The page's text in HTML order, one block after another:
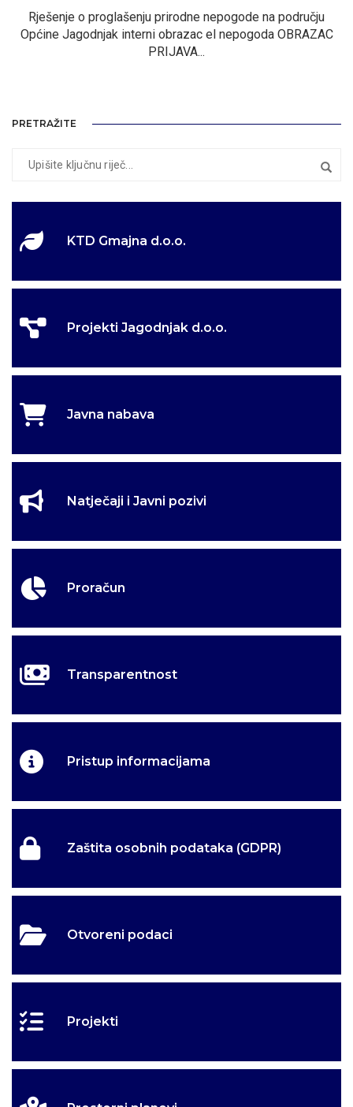
Rješenje o proglašenju prirodne nepogode na području
Općine Jagodnjak interni obrazac el nepogoda OBRAZAC
PRIJAVA...
PRETRAŽITE
KTD Gmajna d.o.o.
Projekti Jagodnjak d.o.o.
Javna nabava
Natječaji i Javni pozivi
Proračun
Transparentnost
Pristup informacijama
Zaštita osobnih podataka (GDPR)
Otvoreni podaci
Projekti